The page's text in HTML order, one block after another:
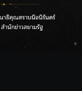
นยังมีชีวิต”
ามโครงการหุบกะพง–ห้วย
รบุรี